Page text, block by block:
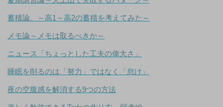
蓄積論。～高1～高2の蓄積を考えてみた～
メモ論～メモは取るべきか～
ニュース「ちょっとした工夫の偉大さ」
睡眠を削るのは「努力」ではなく「怠け」
夜の空腹感を解消する9つの方法